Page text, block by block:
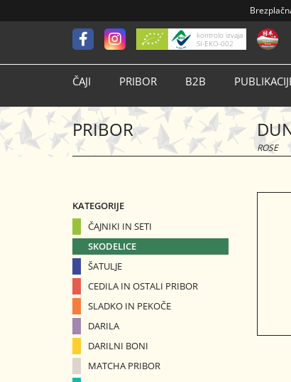
kontrolo izvaja
SI-EKO-002
ČAJI PRIBOR B2B
KATEGORIJE
ČAJNIKI IN SETI
SKODELICE
ŠATULJE
CEDILA IN OSTALI PRIBOR
SLADKO IN PEKOČE
DARILA
DARILNI BONI
MATCHA PRIBOR
PRIBOR
ROSE